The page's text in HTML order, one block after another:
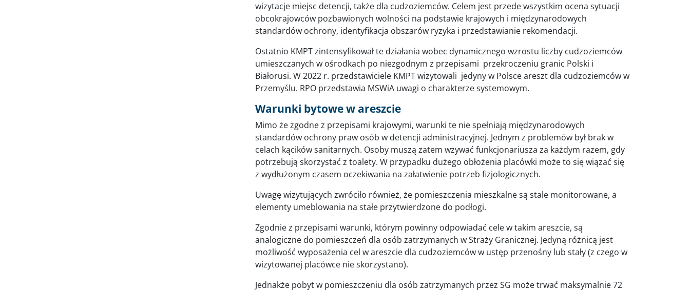
wizytacje miejsc detencji, także dla cudzoziemców. Celem jest przede wszystkim ocena sytuacji
obcokrajowców pozbawionych wolności na podstawie krajowych i międzynarodowych
standardów ochrony, identyfikacja obszarów ryzyka i przedstawianie rekomendacji.
Ostatnio KMPT zintensyfikował te działania wobec dynamicznego wzrostu liczby cudzoziemców
umieszczanych w ośrodkach po niezgodnym z przepisami przekroczeniu granic Polski i
Białorusi. W 2022 r. przedstawiciele KMPT wizytowali jedyny w Polsce areszt dla cudzoziemców w
Przemyślu. RPO przedstawia MSWiA uwagi o charakterze systemowym.
Warunki bytowe w areszcie
Mimo że zgodne z przepisami krajowymi, warunki te nie spełniają międzynarodowych
standardów ochrony praw osób w detencji administracyjnej. Jednym z problemów był brak w
celach kącików sanitarnych. Osoby muszą zatem wzywać funkcjonariusza za każdym razem, gdy
potrzebują skorzystać z toalety. W przypadku dużego obłożenia placówki może to się wiązać się
z wydłużonym czasem oczekiwania na załatwienie potrzeb fizjologicznych.
Uwagę wizytujących zwróciło również, że pomieszczenia mieszkalne są stale monitorowane, a
elementy umeblowania na stałe przytwierdzone do podłogi.
Zgodnie z przepisami warunki, którym powinny odpowiadać cele w takim areszcie, są
analogiczne do pomieszczeń dla osób zatrzymanych w Straży Granicznej. Jedyną różnicą jest
możliwość wyposażenia cel w areszcie dla cudzoziemców w ustęp przenośny lub stały (z czego w
wizytowanej placówce nie skorzystano).
Jednakże pobyt w pomieszczeniu dla osób zatrzymanych przez SG może trwać maksymalnie 72